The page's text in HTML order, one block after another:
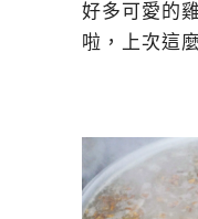
好多可愛的
啦，上次這